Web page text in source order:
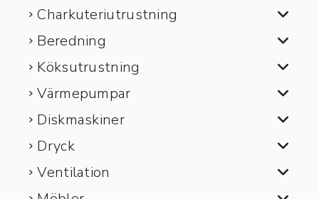
Charkuteriutrustning
Beredning
Köksutrustning
Värmepumpar
Diskmaskiner
Dryck
Ventilation